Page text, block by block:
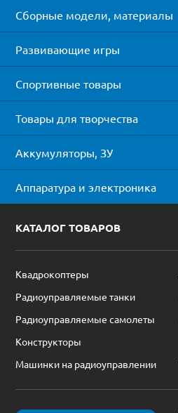
Сборные модели, материалы
Развивающие игры
Спортивные товары
Товары для творчества
Аккумуляторы, ЗУ
Аппаратура и электроника
КАТАЛОГ ТОВАРОВ
Квадрокоптеры
Радиоуправляемые танки
Радиоуправляемые самолеты
Конструкторы
Машинки на радиоуправлении